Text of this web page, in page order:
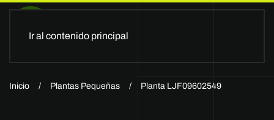
Ir al contenido principal
Inicio Plantas Pequeñas Planta LJF09602549